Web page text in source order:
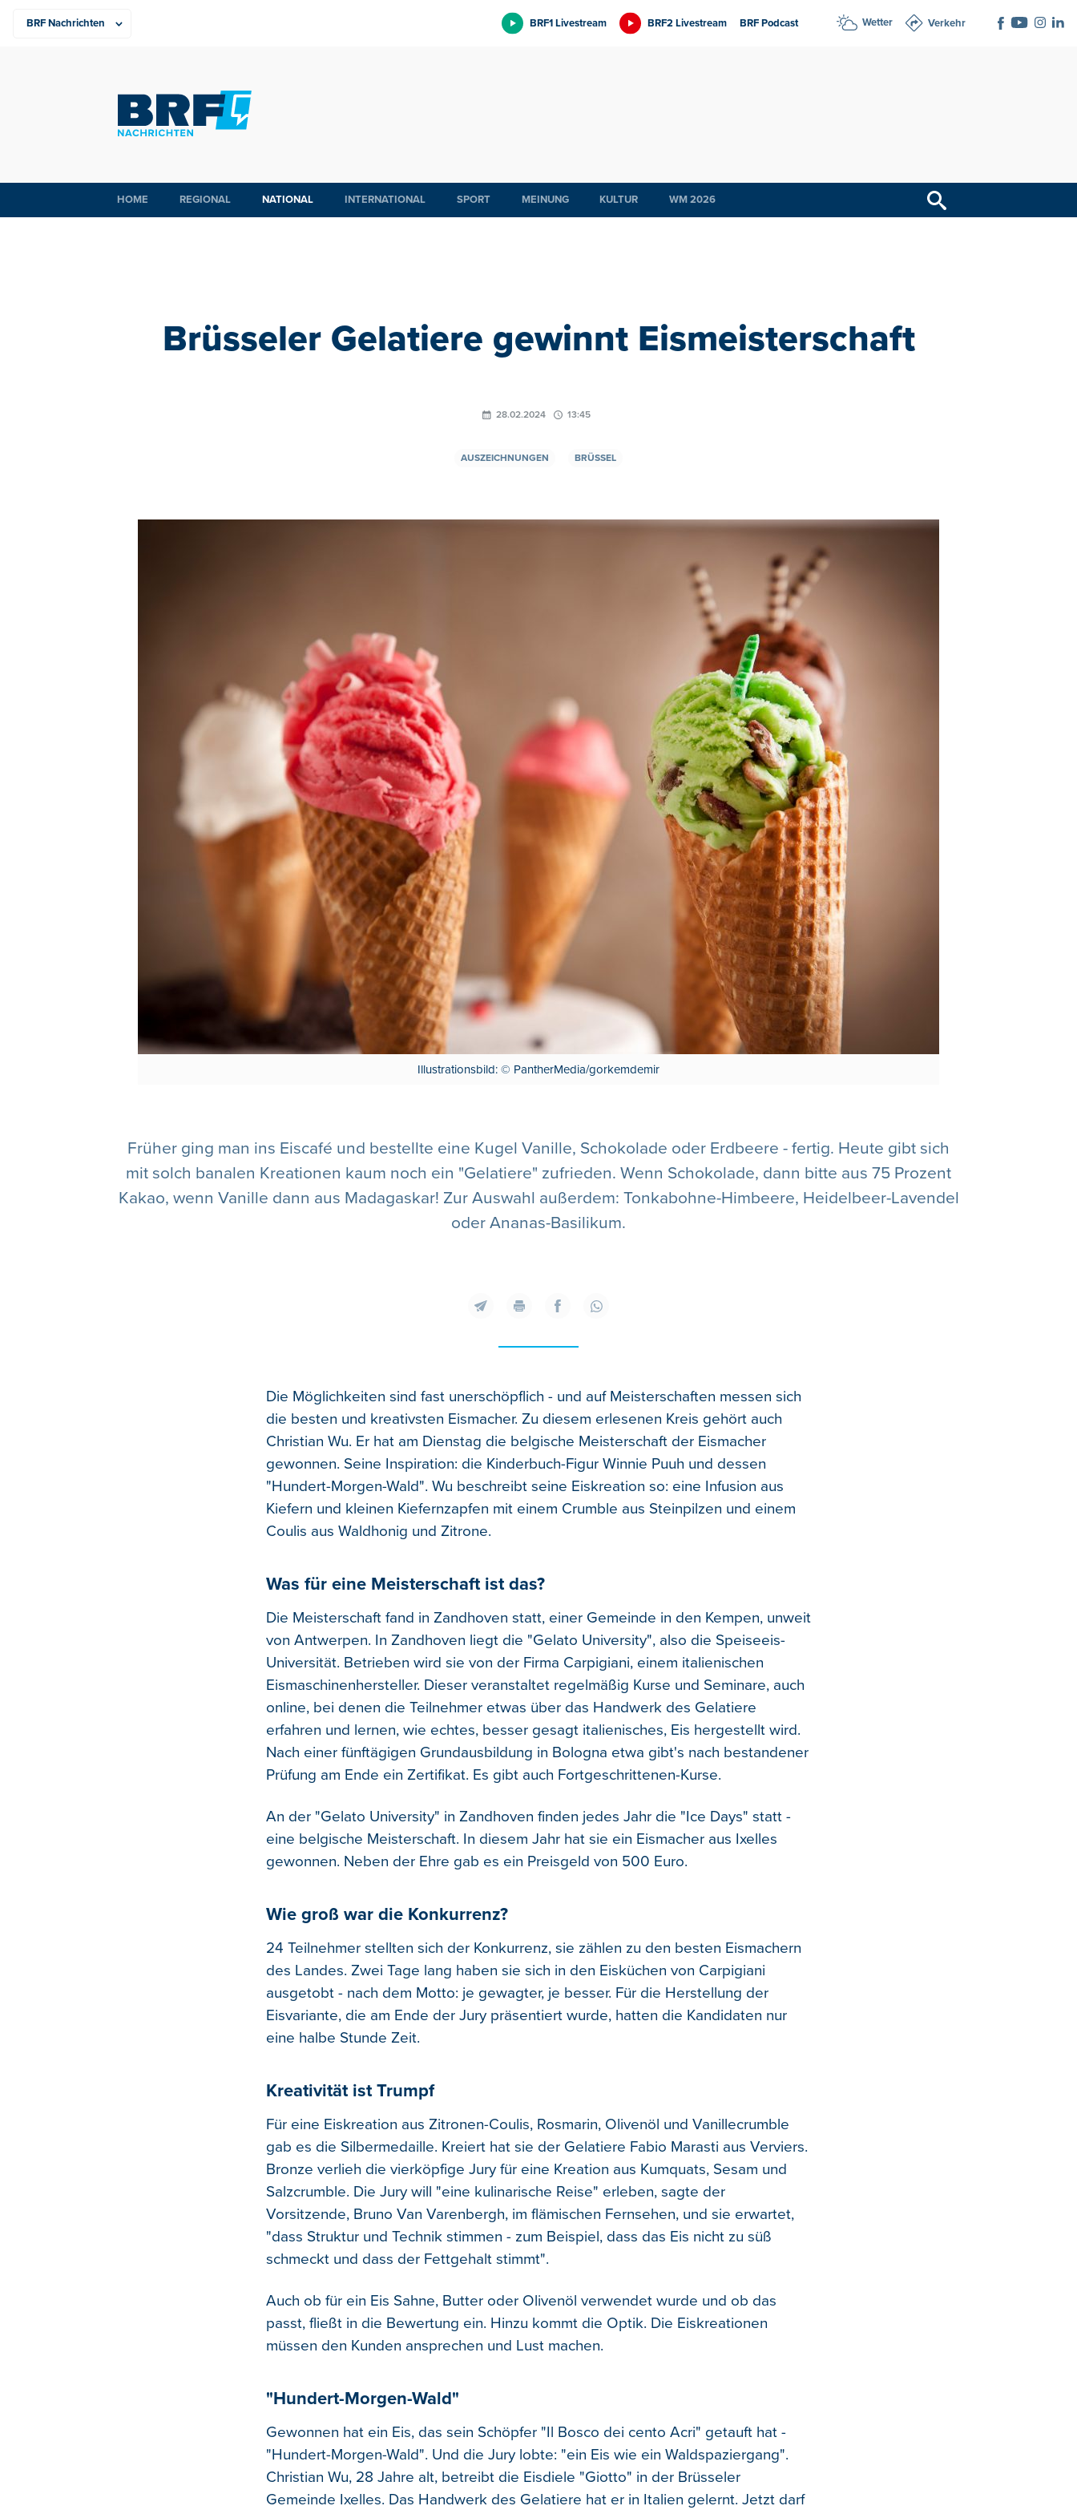
BRF1 Livestream BRF2 Livestream BRF Podcast Wetter Verkehr
HOME REGIONAL NATIONAL INTERNATIONAL SPORT MEINUNG KULTUR WM 2026
Brüsseler Gelatiere gewinnt Eismeisterschaft
28.02.2024 13:45
AUSZEICHNUNGEN BRÜSSEL
Illustrationsbild: © PantherMedia/gorkemdemir
Früher ging man ins Eiscafé und bestellte eine Kugel Vanille, Schokolade oder Erdbeere - fertig. Heute gibt sich
mit solch banalen Kreationen kaum noch ein "Gelatiere" zufrieden. Wenn Schokolade, dann bitte aus 75 Prozent
Kakao, wenn Vanille dann aus Madagaskar! Zur Auswahl außerdem: Tonkabohne-Himbeere, Heidelbeer-Lavendel
oder Ananas-Basilikum.
Die Möglichkeiten sind fast unerschöpflich - und auf Meisterschaften messen sich
die besten und kreativsten Eismacher. Zu diesem erlesenen Kreis gehört auch
Christian Wu. Er hat am Dienstag die belgische Meisterschaft der Eismacher
gewonnen. Seine Inspiration: die Kinderbuch-Figur Winnie Puuh und dessen
"Hundert-Morgen-Wald". Wu beschreibt seine Eiskreation so: eine Infusion aus
Kiefern und kleinen Kiefernzapfen mit einem Crumble aus Steinpilzen und einem
Coulis aus Waldhonig und Zitrone.
Was für eine Meisterschaft ist das?
Die Meisterschaft fand in Zandhoven statt, einer Gemeinde in den Kempen, unweit
von Antwerpen. In Zandhoven liegt die "Gelato University", also die Speiseeis-
Universität. Betrieben wird sie von der Firma Carpigiani, einem italienischen
Eismaschinenhersteller. Dieser veranstaltet regelmäßig Kurse und Seminare, auch
online, bei denen die Teilnehmer etwas über das Handwerk des Gelatiere
erfahren und lernen, wie echtes, besser gesagt italienisches, Eis hergestellt wird.
Nach einer fünftägigen Grundausbildung in Bologna etwa gibt's nach bestandener
Prüfung am Ende ein Zertifikat. Es gibt auch Fortgeschrittenen-Kurse.
An der "Gelato University" in Zandhoven finden jedes Jahr die "Ice Days" statt -
eine belgische Meisterschaft. In diesem Jahr hat sie ein Eismacher aus Ixelles
gewonnen. Neben der Ehre gab es ein Preisgeld von 500 Euro.
Wie groß war die Konkurrenz?
24 Teilnehmer stellten sich der Konkurrenz, sie zählen zu den besten Eismachern
des Landes. Zwei Tage lang haben sie sich in den Eisküchen von Carpigiani
ausgetobt - nach dem Motto: je gewagter, je besser. Für die Herstellung der
Eisvariante, die am Ende der Jury präsentiert wurde, hatten die Kandidaten nur
eine halbe Stunde Zeit.
Kreativität ist Trumpf
Für eine Eiskreation aus Zitronen-Coulis, Rosmarin, Olivenöl und Vanillecrumble
gab es die Silbermedaille. Kreiert hat sie der Gelatiere Fabio Marasti aus Verviers.
Bronze verlieh die vierköpfige Jury für eine Kreation aus Kumquats, Sesam und
Salzcrumble. Die Jury will "eine kulinarische Reise" erleben, sagte der
Vorsitzende, Bruno Van Varenbergh, im flämischen Fernsehen, und sie erwartet,
"dass Struktur und Technik stimmen - zum Beispiel, dass das Eis nicht zu süß
schmeckt und dass der Fettgehalt stimmt".
Auch ob für ein Eis Sahne, Butter oder Olivenöl verwendet wurde und ob das
passt, fließt in die Bewertung ein. Hinzu kommt die Optik. Die Eiskreationen
müssen den Kunden ansprechen und Lust machen.
"Hundert-Morgen-Wald"
Gewonnen hat ein Eis, das sein Schöpfer "Il Bosco dei cento Acri" getauft hat -
"Hundert-Morgen-Wald". Und die Jury lobte: "ein Eis wie ein Waldspaziergang".
Christian Wu, 28 Jahre alt, betreibt die Eisdiele "Giotto" in der Brüsseler
Gemeinde Ixelles. Das Handwerk des Gelatiere hat er in Italien gelernt. Jetzt darf